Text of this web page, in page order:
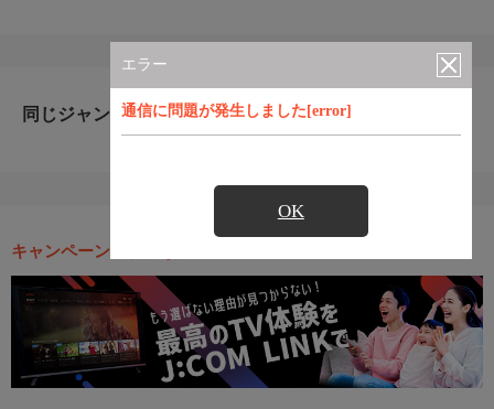
エラー
通信に問題が発生しました[error]
OK
同じジャンルのおすすめ番組
キャンペーン・お得な情報